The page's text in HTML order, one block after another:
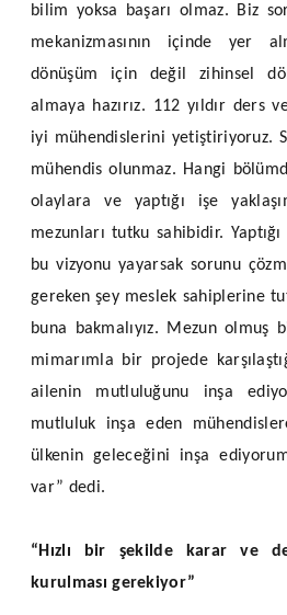
bilim yoksa başarı olmaz. Biz
mekanizmasının içinde yer
dönüşüm için değil zihinsel
almaya hazırız. 112 yıldır ders
iyi mühendislerini yetiştiriyoruz.
mühendis olunmaz. Hangi
olaylara ve yaptığı işe
mezunları tutku sahibidir.
bu vizyonu yayarsak sorunu
gereken şey meslek sahiplerine
buna bakmalıyız. Mezun olmuş
mimarımla bir projede
ailenin mutluluğunu inşa
mutluluk inşa eden
ülkenin geleceğini inşa
var” dedi.
“Hızlı bir şekilde karar ve
kurulması gerekiyor”